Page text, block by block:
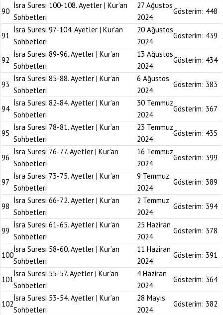
90
İsra Suresi 100-108. Ayetler | Kur’an
Sohbetleri
27 Ağustos
2024
Gösterim: 448
91
İsra Suresi 97-104. Ayetler | Kur’an
Sohbetleri
20 Ağustos
2024
Gösterim: 439
92
İsra Suresi 89-96. Ayetler | Kur’an
Sohbetleri
13 Ağustos
2024
Gösterim: 434
93
İsra Suresi 85-88. Ayetler | Kur’an
Sohbetleri
6 Ağustos
2024
Gösterim: 383
94
İsra Suresi 82-84. Ayetler | Kur’an
Sohbetleri
30 Temmuz
2024
Gösterim: 367
95
İsra Suresi 78-81. Ayetler | Kur’an
Sohbetleri
23 Temmuz
2024
Gösterim: 435
96
İsra Suresi 76-77. Ayetler | Kur’an
Sohbetleri
16 Temmuz
2024
Gösterim: 399
97
İsra Suresi 73-75. Ayetler | Kur’an
Sohbetleri
9 Temmuz
2024
Gösterim: 389
98
İsra Suresi 66-72. Ayetler | Kur’an
Sohbetleri
2 Temmuz
2024
Gösterim: 394
99
İsra Suresi 61-65. Ayetler | Kur’an
Sohbetleri
25 Haziran
2024
Gösterim: 378
100
İsra Suresi 58-60. Ayetler | Kur’an
Sohbetleri
11 Haziran
2024
Gösterim: 391
101
İsra Suresi 55-57. Ayetler | Kur’an
Sohbetleri
4 Haziran
2024
Gösterim: 364
102
İsra Suresi 53-54. Ayetler | Kur’an
Sohbetleri
28 Mayıs
2024
Gösterim: 382